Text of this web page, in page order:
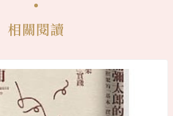
相關閱讀